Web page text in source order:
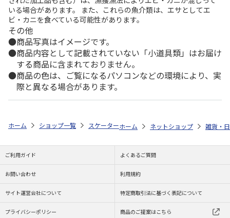
いる場合があります。 また、これらの魚介類は、エサとしてエ
ビ・カニを食べている可能性があります。
その他
商品写真はイメージです。
商品内容として記載されていない「小道具類」はお届け
する商品に含まれておりません。
商品の色は、ご覧になるパソコンなどの環境により、実
際と異なる場合があります。
ホーム ショップ一覧 スケーター 抗菌丸型ランチボックス2段(フォ
ホーム ネットショップ 雑貨・
ご利用ガイド よくあるご質問
お問い合わせ 利用規約
サイト運営会社について 特定商取引法に基づく表記について
プライバシーポリシー 商品のご提案はこちら